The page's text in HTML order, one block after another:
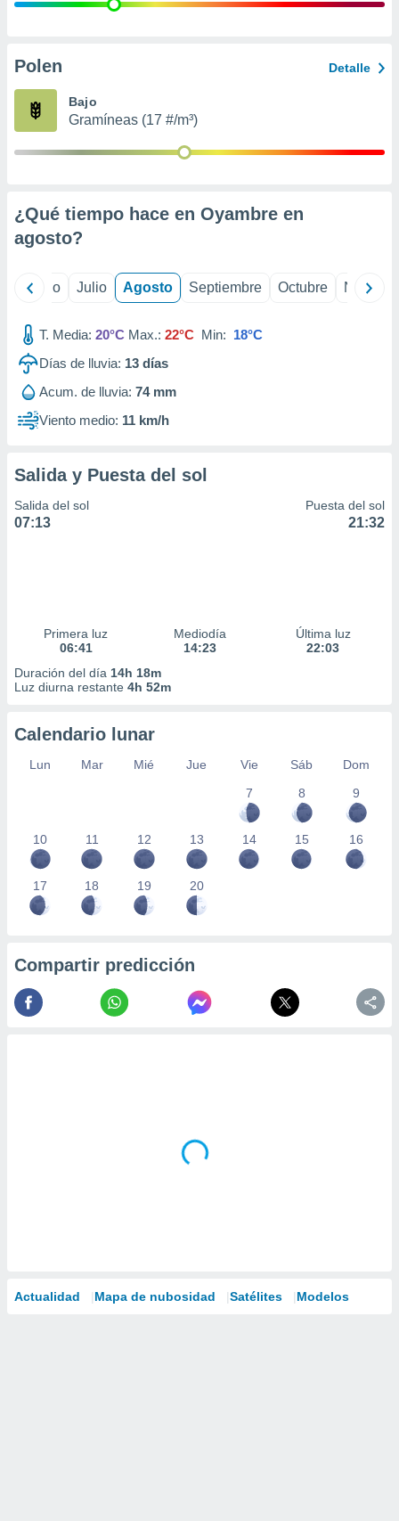
e
publicidad
Polen Detalle
Bajo
Gramíneas (17 #/m³)
¿Qué tiempo hace en Oyambre en
agosto?
Junio Julio Agosto Septiembre Octubre
T. Media: 20°C Max.: 22°C Min: 18°C
Días de lluvia: 13 días
Acum. de lluvia: 74 mm
Viento medio: 11 km/h
Salida y Puesta del sol
Salida del sol
07:13
Puesta del sol
21:32
Primera luz
06:41
Mediodía
14:23
Última luz
22:03
Duración del día 14h 18m
Luz diurna restante 4h 52m
Calendario lunar
Lun Mar Mié Jue Vie Sáb
Dom
7
8 9
10 11 12 13 14 15 16
17 18 19 20
Compartir predicción
Actualidad Mapa de nubosidad Satélites Modelos